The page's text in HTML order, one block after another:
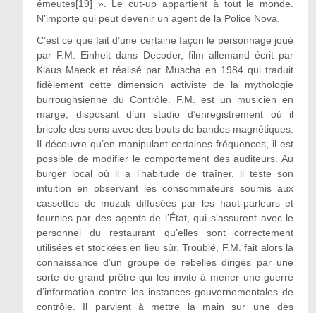
émeutes[19] ». Le cut-up appartient à tout le monde.
N’importe qui peut devenir un agent de la Police Nova.
C’est ce que fait d’une certaine façon le personnage joué
par F.M. Einheit dans Decoder, film allemand écrit par
Klaus Maeck et réalisé par Muscha en 1984 qui traduit
fidèlement cette dimension activiste de la mythologie
burroughsienne du Contrôle. F.M. est un musicien en
marge, disposant d’un studio d’enregistrement où il
bricole des sons avec des bouts de bandes magnétiques.
Il découvre qu’en manipulant certaines fréquences, il est
possible de modifier le comportement des auditeurs. Au
burger local où il a l’habitude de traîner, il teste son
intuition en observant les consommateurs soumis aux
cassettes de muzak diffusées par les haut-parleurs et
fournies par des agents de l’État, qui s’assurent avec le
personnel du restaurant qu’elles sont correctement
utilisées et stockées en lieu sûr. Troublé, F.M. fait alors la
connaissance d’un groupe de rebelles dirigés par une
sorte de grand prêtre qui les invite à mener une guerre
d’information contre les instances gouvernementales de
contrôle. Il parvient à mettre la main sur une des